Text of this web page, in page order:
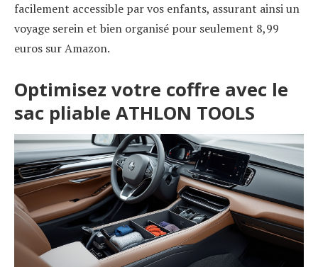
facilement accessible par vos enfants, assurant ainsi un
voyage serein et bien organisé pour seulement 8,99
euros sur Amazon.
Optimisez votre coffre avec le
sac pliable ATHLON TOOLS